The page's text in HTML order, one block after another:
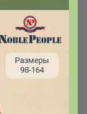
качества